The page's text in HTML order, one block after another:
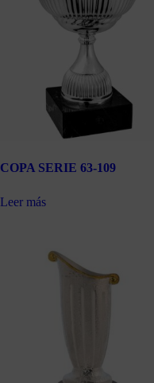
COPA SERIE 63-109
Leer más